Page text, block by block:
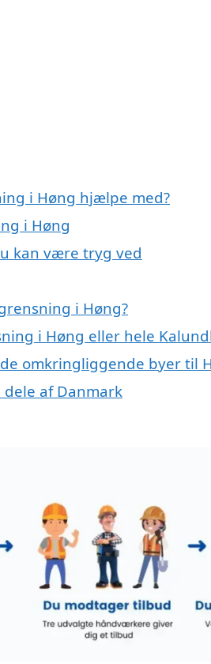
i Høng hjælpe med?
i Høng
kan være tryg ved
i Høng?
i Høng eller hele
omkringliggende byer til
af Danmark